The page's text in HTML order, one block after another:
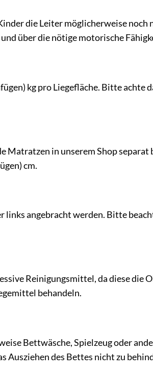
die Leiter möglicherweise noch
über die nötige motorische
kg pro Liegefläche. Bitte achte
Matratzen in unserem Shop separat
cm.
links angebracht werden. Bitte
Reinigungsmittel, da diese die
behandeln.
Bettwäsche, Spielzeug oder
Ausziehen des Bettes nicht zu